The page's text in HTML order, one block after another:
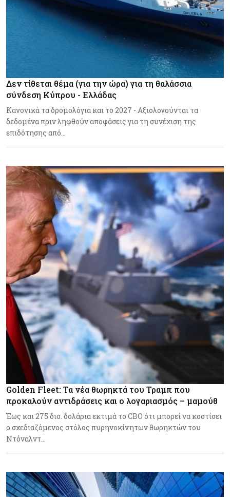
Δεν τίθεται θέμα (για την ώρα) για τη θαλάσσια
σύνδεση Κύπρου - Ελλάδας
Κανονικά τα δρομολόγια και το 2027 - Αξιολογούνται τα
δεδομένα πριν ληφθούν αποφάσεις για τη συνέχιση της
επιδότησης από…
Golden Fleet: Τα νέα θωρηκτά του Τραμπ που
προκαλούν αντιδράσεις και ο λογαριασμός – μαμούθ
Έως και 275 δισ. δολάρια εκτιμά το CBO ότι μπορεί να κοστίσει
ο σχεδιαζόμενος στόλος πυρηνοκίνητων θωρηκτών του
Ντόναλντ…